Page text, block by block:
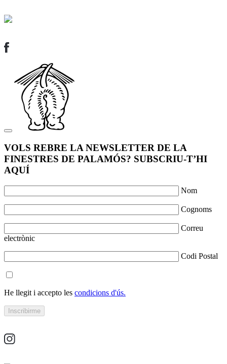
VOLS REBRE LA NEWSLETTER DE LA
FINESTRES DE PALAMÓS? SUBSCRIU-T’HI
AQUÍ
Nom
Cognoms
Correu
electrònic
Codi Postal
He llegit i accepto les condicions d'ús.